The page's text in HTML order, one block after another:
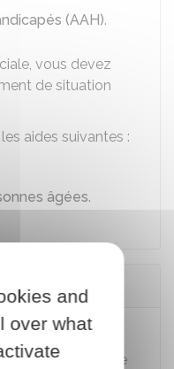
(AAH).
vous devez
de situation
aides suivantes :
âgées.
parentale
cas de Pacs ou de
and
over what